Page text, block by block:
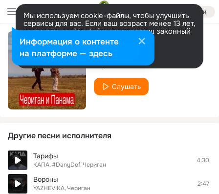
Войти
Мы используем cookie-файлы, чтобы улучшить
сервисы для вас. Если ваш возраст менее 13 лет,
настроить cookie-файлы должен ваш законный
представитель. Больше информации
Разрешить все Настроить
Рыбалочка
Чериган
Слушать
Другие песни исполнителя
Тарифы
КАПА #DanyDef Чериган
4:30
Вороны
YAZHEVIKA Чериган
2:47
Информация о контенте
на платформе — здесь